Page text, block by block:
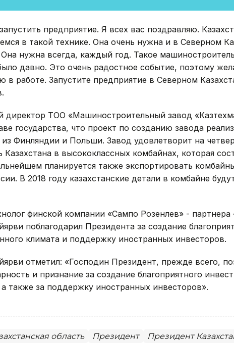
предприятие. Я всех вас поздравляю.
в такой технике. Она очень нужна и в Северном
Она нужна всегда, каждый год. Такое
давно. Это очень радостное событие, поэтому
в работе. Запустите предприятие в Северном
директор ТОО «Машиностроительный завод
государства, что проект по созданию завода
Финляндии и Польши. Завод удовлетворит на
Казахстана в высококлассных комбайнах, которая
планируется также экспортировать
В 2018 году казахстанские детали в комбайне
финской компании «Сампо Розенлев» - партнера
поблагодарил Президента за создание
климата и поддержку иностранных инвесторов.
отметил: «Господин Президент, прежде всего,
и признание за создание благоприятного
а также за поддержку иностранных инвесторов».
область Президент
Президент